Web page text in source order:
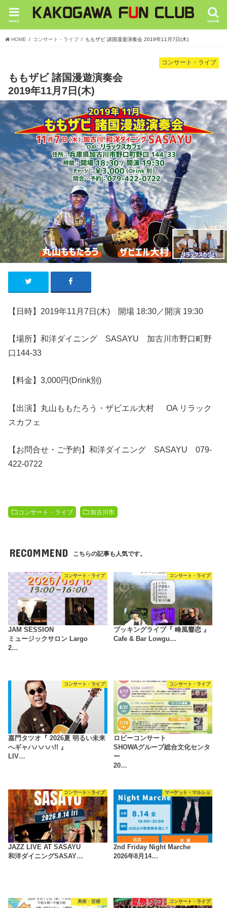
search
menu
HOME コンサート・ライブ ももザビ 諸国漫遊演奏会 2019年11月7日(木)
コンサート・ライブ
ももザビ 諸国漫遊演奏会
2019年11月7日(木)
【日時】2019年11月7日(木) 開場 18:30／開演 19:30
【場所】和洋ダイニング SASAYU 加古川市野口町野
口144-33
【料金】3,000円(Drink別)
【出演】丸山ももたろう・ザビエル大村 OA リラック
スカフェ
【お問合せ・ご予約】和洋ダイニング SASAYU 079-
422-0722
コンサート・ライブ 加古川市
RECOMMEND こちらの記事も人気です。
コンサート・ライブ
JAM SESSION
ミュージックサロン Largo
2…
コンサート・ライブ
ブッキングライブ『 峰風響恋 』
Cafe & Bar Lowgu…
コンサート・ライブ
嘉門タツオ『 2026夏 明るい未来
へギャハハハハ!! 』
LIV…
コンサート・ライブ
ロビーコンサート
SHOWAグループ総合文化センタ
ー
20…
コンサート・ライブ
JAZZ LIVE AT SASAYU
和洋ダイニングSASAY…
マーケット・マルシェ
2nd Friday Night Marche
2026年8月14…
美術・芸術 コンサート・ライブ